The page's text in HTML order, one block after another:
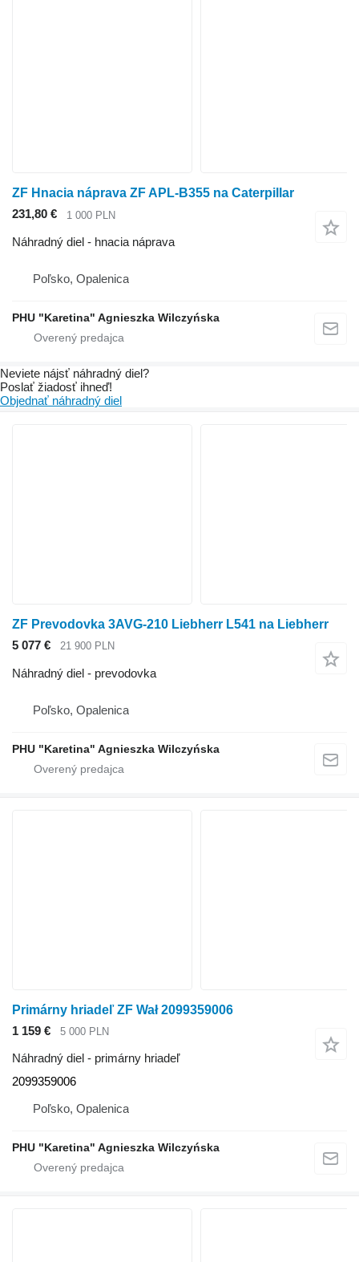
ZF Hnacia náprava ZF APL-B355 na Caterpillar
231,80 €
1 000 PLN
Náhradný diel - hnacia náprava
Poľsko, Opalenica
PHU "Karetina" Agnieszka Wilczyńska
Neviete nájsť náhradný diel?
Poslať žiadosť ihneď!
Objednať náhradný diel
ZF Prevodovka 3AVG-210 Liebherr L541 na Liebherr
5 077 €
21 900 PLN
Náhradný diel - prevodovka
Poľsko, Opalenica
PHU "Karetina" Agnieszka Wilczyńska
Primárny hriadeľ ZF Wał 2099359006
1 159 €
5 000 PLN
Náhradný diel - primárny hriadeľ
2099359006
Poľsko, Opalenica
PHU "Karetina" Agnieszka Wilczyńska